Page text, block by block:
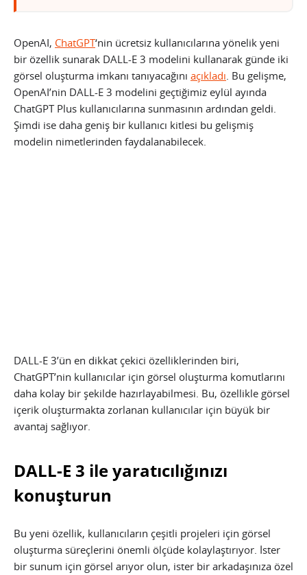
OpenAI, ChatGPT‘nin ücretsiz kullanıcılarına yönelik yeni
bir özellik sunarak DALL-E 3 modelini kullanarak günde iki
görsel oluşturma imkanı tanıyacağını açıkladı. Bu gelişme,
OpenAI’nin DALL-E 3 modelini geçtiğimiz eylül ayında
ChatGPT Plus kullanıcılarına sunmasının ardından geldi.
Şimdi ise daha geniş bir kullanıcı kitlesi bu gelişmiş
modelin nimetlerinden faydalanabilecek.
DALL-E 3’ün en dikkat çekici özelliklerinden biri,
ChatGPT’nin kullanıcılar için görsel oluşturma komutlarını
daha kolay bir şekilde hazırlayabilmesi. Bu, özellikle görsel
içerik oluşturmakta zorlanan kullanıcılar için büyük bir
avantaj sağlıyor.
DALL-E 3 ile yaratıcılığınızı
konuşturun
Bu yeni özellik, kullanıcıların çeşitli projeleri için görsel
oluşturma süreçlerini önemli ölçüde kolaylaştırıyor. İster
bir sunum için görsel arıyor olun, ister bir arkadaşınıza özel